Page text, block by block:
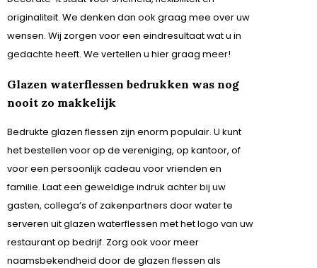
originaliteit. We denken dan ook graag mee over uw
wensen. Wij zorgen voor een eindresultaat wat u in
gedachte heeft. We vertellen u hier graag meer!
Glazen waterflessen bedrukken was nog
nooit zo makkelijk
Bedrukte glazen flessen zijn enorm populair. U kunt
het bestellen voor op de vereniging, op kantoor, of
voor een persoonlijk cadeau voor vrienden en
familie. Laat een geweldige indruk achter bij uw
gasten, collega’s of zakenpartners door water te
serveren uit glazen waterflessen met het logo van uw
restaurant op bedrijf. Zorg ook voor meer
naamsbekendheid door de glazen flessen als